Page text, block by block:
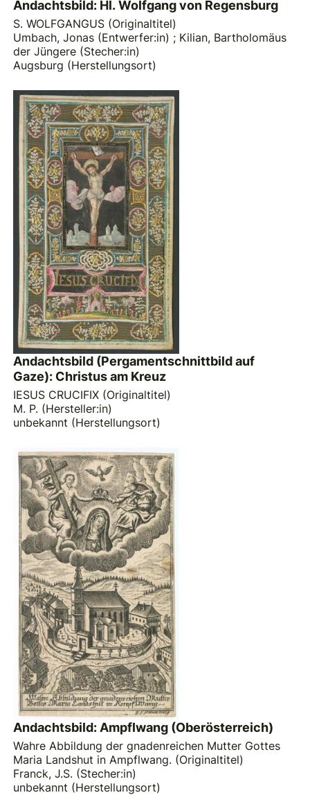
Andachtsbild: Hl. Wolfgang von Regensburg
S. WOLFGANGUS (Originaltitel)
Umbach, Jonas (Entwerfer:in) ; Kilian, Bartholomäus
der Jüngere (Stecher:in)
Augsburg (Herstellungsort)
Andachtsbild (Pergamentschnittbild auf
Gaze): Christus am Kreuz
IESUS CRUCIFIX (Originaltitel)
M. P. (Hersteller:in)
unbekannt (Herstellungsort)
Andachtsbild: Ampflwang (Oberösterreich)
Wahre Abbildung der gnadenreichen Mutter Gottes
Maria Landshut in Ampflwang. (Originaltitel)
Franck, J.S. (Stecher:in)
unbekannt (Herstellungsort)